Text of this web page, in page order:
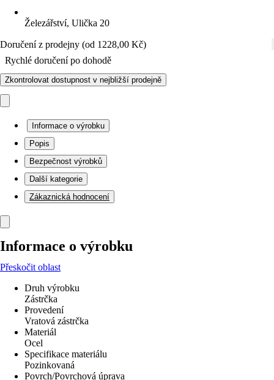
Železářství, Ulička 20
Doručení z prodejny (od 1228,00 Kč)
Rychlé doručení po dohodě
Zkontrolovat dostupnost v nejbližší prodejně
Informace o výrobku
Popis
Bezpečnost výrobků
Další kategorie
Zákaznická hodnocení
Informace o výrobku
Přeskočit oblast
Druh výrobku
Zástrčka
Provedení
Vratová zástrčka
Materiál
Ocel
Specifikace materiálu
Pozinkovaná
Povrch/Povrchová úprava